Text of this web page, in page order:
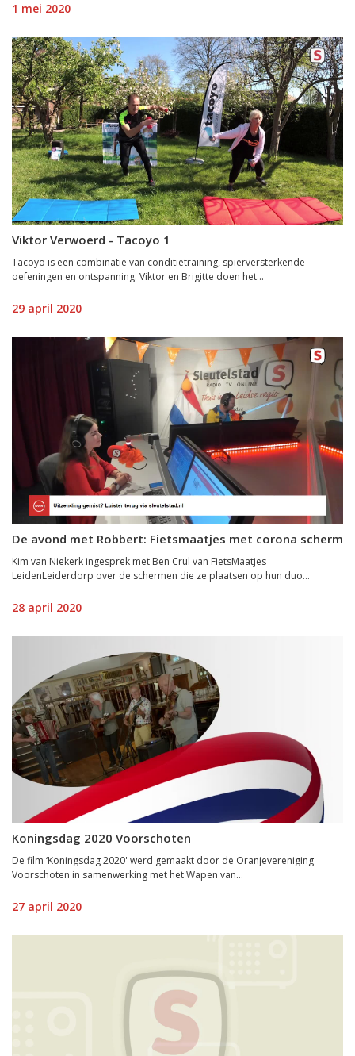
1 mei 2020
Viktor Verwoerd - Tacoyo 1
Tacoyo is een combinatie van conditietraining, spierversterkende
oefeningen en ontspanning. Viktor en Brigitte doen het...
29 april 2020
De avond met Robbert: Fietsmaatjes met corona scherm
Kim van Niekerk ingesprek met Ben Crul van FietsMaatjes
LeidenLeiderdorp over de schermen die ze plaatsen op hun duo...
28 april 2020
Koningsdag 2020 Voorschoten
De film ‘Koningsdag 2020' werd gemaakt door de Oranjevereniging
Voorschoten in samenwerking met het Wapen van...
27 april 2020